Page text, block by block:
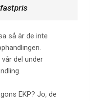
så är de inte
del under
EKP? Jo, de